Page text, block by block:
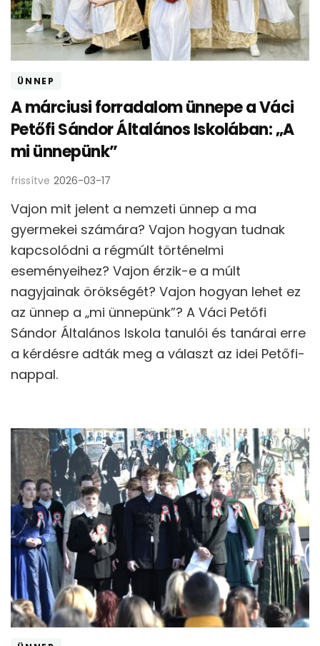
ÜNNEP
A márciusi forradalom ünnepe a Váci
Petőfi Sándor Általános Iskolában: „A
mi ünnepünk”
frissítve 2026-03-17
Vajon mit jelent a nemzeti ünnep a ma
gyermekei számára? Vajon hogyan tudnak
kapcsolódni a régmúlt történelmi
eseményeihez? Vajon érzik-e a múlt
nagyjainak örökségét? Vajon hogyan lehet ez
az ünnep a „mi ünnepünk”? A Váci Petőfi
Sándor Általános Iskola tanulói és tanárai erre
a kérdésre adták meg a választ az idei Petőfi-
nappal.